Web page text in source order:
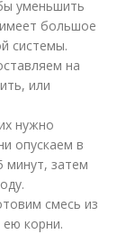
уменьшить
большое
системы.
на
или
нужно
опускаем в
минут, затем
смесь из
корни.